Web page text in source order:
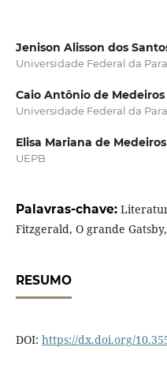
Jenison Alisson dos
Universidade Federal da
Caio Antônio de
Universidade Federal da
Elisa Mariana de
UEPB
Palavras-chave:
Fitzgerald, O grande
RESUMO
DOI: https://dx.doi.org/